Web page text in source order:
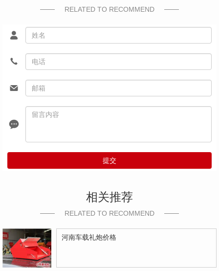
RELATED TO RECOMMEND
提交
相关推荐
RELATED TO RECOMMEND
河南车载礼炮价格